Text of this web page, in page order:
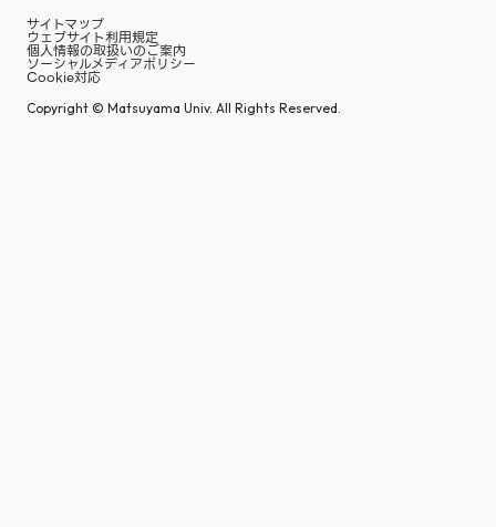
サイトマップ
ウェブサイト利用規定
個人情報の取扱いのご案内
ソーシャルメディアポリシー
Cookie対応
Copyright © Matsuyama Univ. All Rights Reserved.